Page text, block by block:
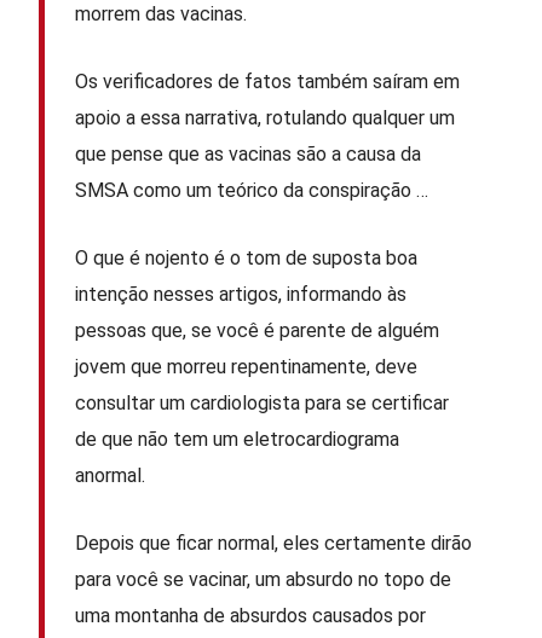
morrem das vacinas.
Os verificadores de fatos também saíram em
apoio a essa narrativa, rotulando qualquer um
que pense que as vacinas são a causa da
SMSA como um teórico da conspiração …
O que é nojento é o tom de suposta boa
intenção nesses artigos, informando às
pessoas que, se você é parente de alguém
jovem que morreu repentinamente, deve
consultar um cardiologista para se certificar
de que não tem um eletrocardiograma
anormal.
Depois que ficar normal, eles certamente dirão
para você se vacinar, um absurdo no topo de
uma montanha de absurdos causados ​​por